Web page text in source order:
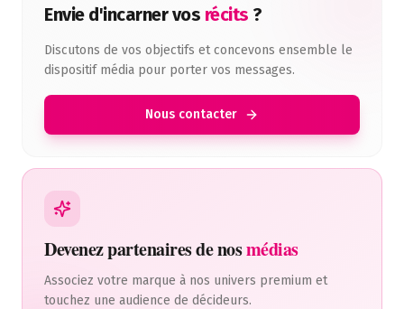
Envie d'incarner vos récits ?
Discutons de vos objectifs et concevons ensemble le
dispositif média pour porter vos messages.
Nous contacter
Devenez partenaires de nosmédias
Associez votre marque à nos univers premium et
touchez une audience de décideurs.